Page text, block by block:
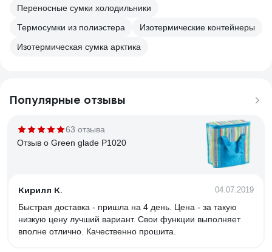
Переносные сумки холодильники
Термосумки из полиэстера
Изотермические контейнеры
Изотермическая сумка арктика
Популярные отзывы
63 отзыва
Отзыв о Green glade Р1020
Кирилл К. 04.07.2019
Быстрая доставка - пришла на 4 день. Цена - за такую
низкую цену лучший вариант. Свои функции выполняет
вполне отлично. Качественно прошита.